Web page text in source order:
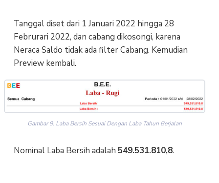
Tanggal diset dari 1 Januari 2022 hingga 28
Februrari 2022, dan cabang dikosongi, karena
Neraca Saldo tidak ada filter Cabang. Kemudian
Preview kembali.
Gambar 9. Laba Bersih Sesuai Dengan Laba Tahun Berjalan
Nominal Laba Bersih adalah 549.531.810,8.